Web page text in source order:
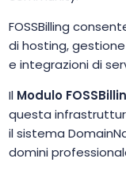
FOSSBilling
di hosting,
e integrazioni di
Il Modulo
questa
il sistema
domini